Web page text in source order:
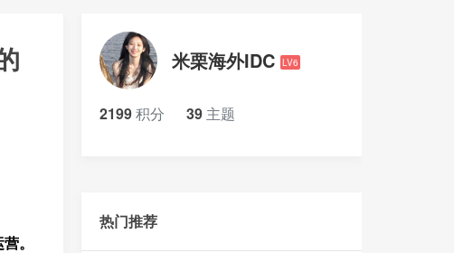
。
米栗海外IDC LV6
2199积分 39 主题
热门推荐